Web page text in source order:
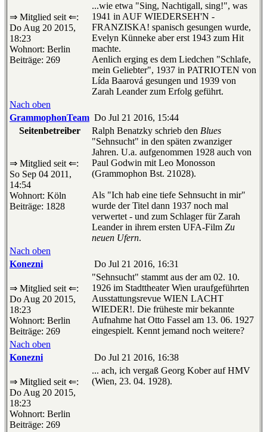
⇒ Mitglied seit ⇐:
Do Aug 20 2015,
18:23
Wohnort: Berlin
Beiträge: 269
...wie etwa "Sing, Nachtigall, sing!", was
1941 in AUF WIEDERSEH'N -
FRANZISKA! spanisch gesungen wurde,
Evelyn Künneke aber erst 1943 zum Hit
machte.
Aenlich erging es dem Liedchen "Schlafe,
mein Geliebter", 1937 in PATRIOTEN von
Lída Baarová gesungen und 1939 von
Zarah Leander zum Erfolg geführt.
Nach oben
GrammophonTeam Do Jul 21 2016, 15:44
Seitenbetreiber
⇒ Mitglied seit ⇐:
So Sep 04 2011,
14:54
Wohnort: Köln
Beiträge: 1828
Ralph Benatzky schrieb den Blues
"Sehnsucht" in den späten zwanziger
Jahren. U.a. aufgenommen 1928 auch von
Paul Godwin mit Leo Monosson
(Grammophon Bst. 21028).
Als "Ich hab eine tiefe Sehnsucht in mir"
wurde der Titel dann 1937 noch mal
verwertet - und zum Schlager für Zarah
Leander in ihrem ersten UFA-Film Zu
neuen Ufern.
Nach oben
Konezni
Do Jul 21 2016, 16:31
⇒ Mitglied seit ⇐:
Do Aug 20 2015,
18:23
Wohnort: Berlin
Beiträge: 269
"Sehnsucht" stammt aus der am 02. 10.
1926 im Stadttheater Wien uraufgeführten
Ausstattungsrevue WIEN LACHT
WIEDER!. Die früheste mir bekannte
Aufnahme hat Otto Fassel am 13. 06. 1927
eingespielt. Kennt jemand noch weitere?
Nach oben
Konezni
Do Jul 21 2016, 16:38
⇒ Mitglied seit ⇐:
Do Aug 20 2015,
18:23
Wohnort: Berlin
Beiträge: 269
... ach, ich vergaß Georg Kober auf HMV
(Wien, 23. 04. 1928).